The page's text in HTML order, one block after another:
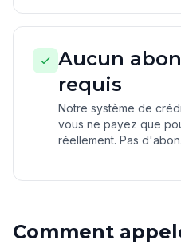
Aucun
requis
Notre système de
vous ne payez que
réellement. Pas
Comment